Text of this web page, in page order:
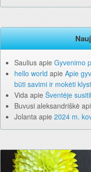
Saulius apie Gyvenimo
hello world apie Apie
būti savimi ir mokėti
Vida apie Šventėje
Buvusi aleksandriškė
Jolanta apie 2024 m.